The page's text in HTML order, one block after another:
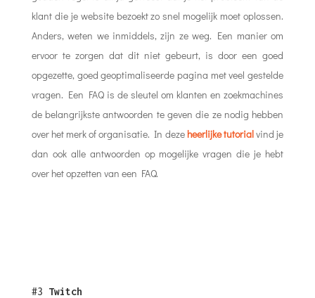
klant die je website bezoekt zo snel mogelijk moet oplossen.
Anders, weten we inmiddels, zijn ze weg. Een manier om
ervoor te zorgen dat dit niet gebeurt, is door een goed
opgezette, goed geoptimaliseerde pagina met veel gestelde
vragen. Een FAQ is de sleutel om klanten en zoekmachines
de belangrijkste antwoorden te geven die ze nodig hebben
over het merk of organisatie. In dezeheerlijke tutorialvind je
dan ook alle antwoorden op mogelijke vragen die je hebt
over het opzetten van een FAQ.
#3 Twitch